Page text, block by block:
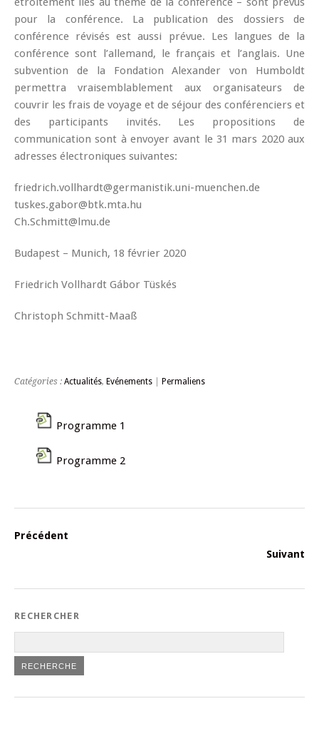
pour la conférence. La publication des dossiers de
conférence révisés est aussi prévue. Les langues de la
conférence sont l’allemand, le français et l’anglais. Une
subvention de la Fondation Alexander von Humboldt
permettra vraisemblablement aux organisateurs de
couvrir les frais de voyage et de séjour des conférenciers et
des participants invités. Les propositions de
communication sont à envoyer avant le 31 mars 2020 aux
adresses électroniques suivantes:
friedrich.vollhardt@germanistik.uni-muenchen.de
tuskes.gabor@btk.mta.hu
Ch.Schmitt@lmu.de
Budapest – Munich, 18 février 2020
Friedrich Vollhardt Gábor Tüskés
Christoph Schmitt-Maaß
Catégories : Actualités, Evénements Permaliens
Programme 1
Programme 2
Précédent
Suivant
RECHERCHER